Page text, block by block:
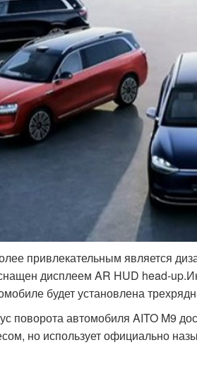
привлекательным является
дисплеем AR HUD head-
будет установлена
поворота автомобиля AITO M9
но использует официально